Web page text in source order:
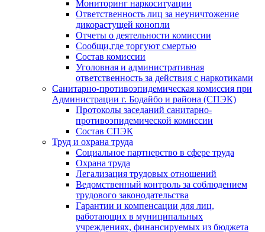
Мониторинг наркоситуации
Ответственность лиц за неуничтожение
дикорастущей конопли
Отчеты о деятельности комиссии
Сообщи,где торгуют смертью
Состав комиссии
Уголовная и административная
ответственность за действия с наркотиками
Санитарно-противоэпидемическая комиссия при
Администрации г. Бодайбо и района (СПЭК)
Протоколы заседаний санитарно-
противоэпидемической комиссии
Состав СПЭК
Труд и охрана труда
Социальное партнерство в сфере труда
Охрана труда
Легализация трудовых отношений
Ведомственный контроль за соблюдением
трудового законодательства
Гарантии и компенсации для лиц,
работающих в муниципальных
учреждениях, финансируемых из бюджета